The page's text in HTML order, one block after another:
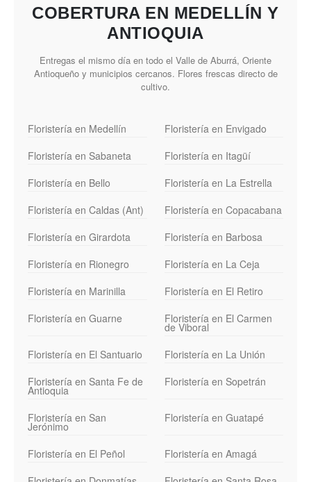
COBERTURA EN MEDELLÍN Y
ANTIOQUIA
Entregas el mismo día en todo el Valle de Aburrá, Oriente
Antioqueño y municipios cercanos. Flores frescas directo de
cultivo.
Floristería en Medellín
Floristería en Envigado
Floristería en Sabaneta
Floristería en Itagüí
Floristería en Bello
Floristería en La Estrella
Floristería en Caldas (Ant)
Floristería en Copacabana
Floristería en Girardota
Floristería en Barbosa
Floristería en Rionegro
Floristería en La Ceja
Floristería en Marinilla
Floristería en El Retiro
Floristería en Guarne
Floristería en El Carmen
de Viboral
Floristería en El Santuario
Floristería en La Unión
Floristería en Santa Fe de
Antioquia
Floristería en Sopetrán
Floristería en San
Jerónimo
Floristería en Guatapé
Floristería en El Peñol
Floristería en Amagá